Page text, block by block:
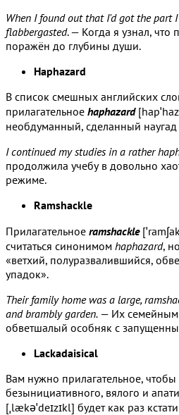
When I found out that I'd got the part
flabbergasted. — Когда я узнал, что
поражён до глубины души.
Haphazard
В список смешных английских
прилагательное haphazard
необдуманный, сделанный наугад
I continued my studies in a rather
продолжила учебу в довольно
режиме.
Ramshackle
Прилагательное ramshackle
считаться синонимом haphazard,
«ветхий, полуразвалившийся,
упадок».
Their family home was a large,
and brambly garden. — Их
обветшалый особняк с
Lackadaisical
Вам нужно прилагательное, чтобы
безынициативного, вялого и
[ˌlækəˈdeɪzɪkl] будет как раз